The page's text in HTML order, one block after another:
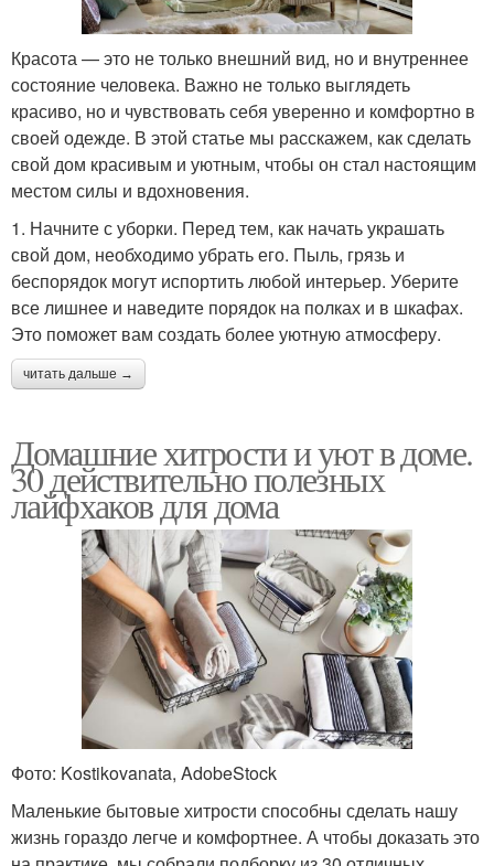
Красота — это не только внешний вид, но и внутреннее
состояние человека. Важно не только выглядеть
красиво, но и чувствовать себя уверенно и комфортно в
своей одежде. В этой статье мы расскажем, как сделать
свой дом красивым и уютным, чтобы он стал настоящим
местом силы и вдохновения.
1. Начните с уборки. Перед тем, как начать украшать
свой дом, необходимо убрать его. Пыль, грязь и
беспорядок могут испортить любой интерьер. Уберите
все лишнее и наведите порядок на полках и в шкафах.
Это поможет вам создать более уютную атмосферу.
читать дальше →
Домашние хитрости и уют в доме.
30 действительно полезных
лайфхаков для дома
Фото: Kostikovanata, AdobeStock
Маленькие бытовые хитрости способны сделать нашу
жизнь гораздо легче и комфортнее. А чтобы доказать это